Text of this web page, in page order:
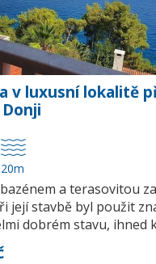
v luxusní lokalitě
20m
a terasovitou
její stavbě byl použit
dobrém stavu, ihned